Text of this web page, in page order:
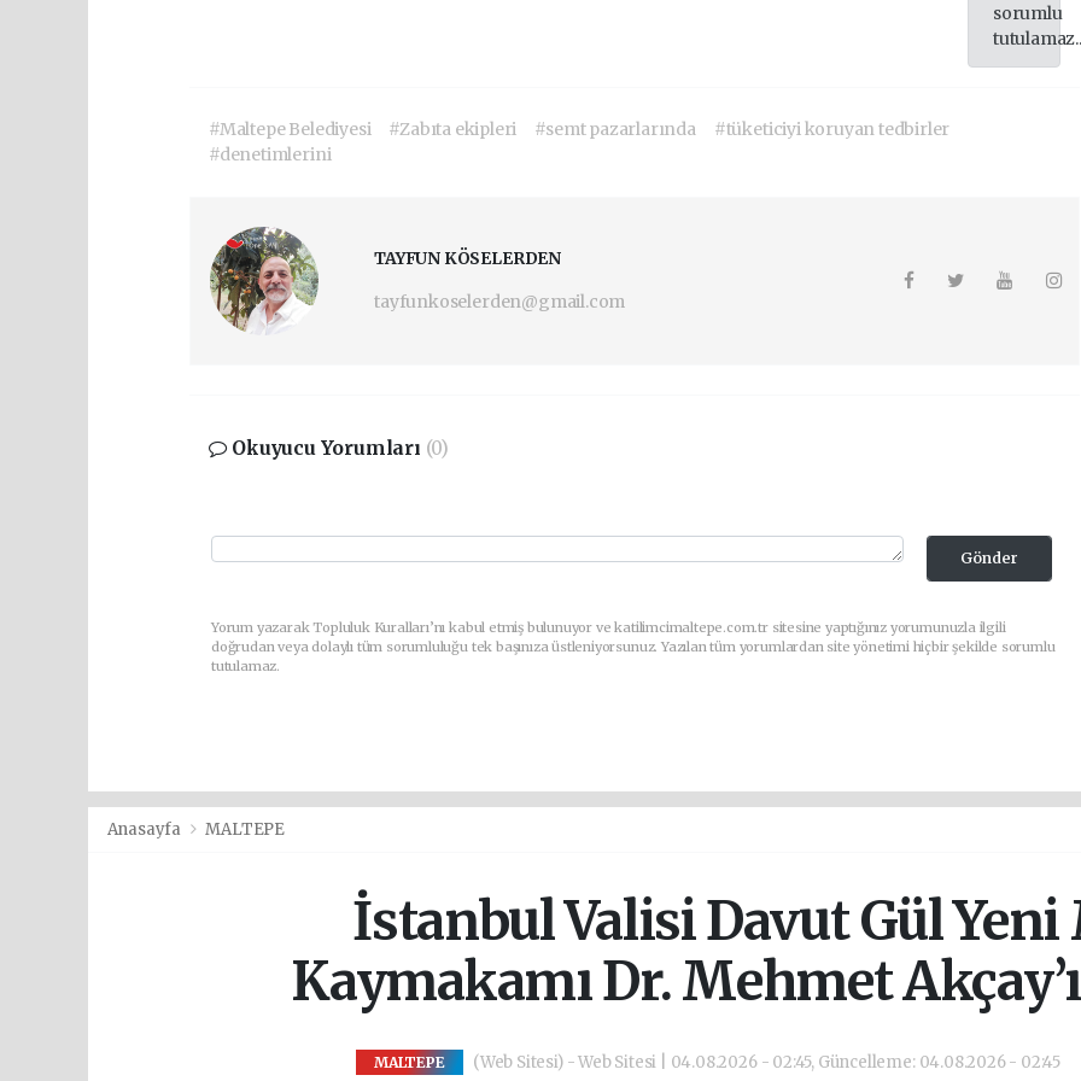
sorumlu
#Maltepe Belediyesi #Zabıta ekipleri #semt pazarlarında
#tüketiciyi koruyan tedbirler
#denetimlerini
TAYFUN KÖSELERDEN
tayfunkoselerden@gmail.com
Okuyucu Yorumları (0)
Gönder
Yorum yazarak Topluluk Kuralları’nı kabul etmiş bulunuyor ve katilimcimaltepe.com.tr sitesine yaptığınız yorumunuzla ilgili
doğrudan veya dolaylı tüm sorumluluğu tek başınıza üstleniyorsunuz. Yazılan tüm yorumlardan site yönetimi hiçbir şekilde sorumlu
tutulamaz.
Anasayfa MALTEPE
İstanbul Valisi Davut Gül Yeni
Kaymakamı Dr. Mehmet
MALTEPE (Web Sitesi) - Web Sitesi | 04.08.2026 - 02:45, Güncelleme: 04.08.2026 - 02:45